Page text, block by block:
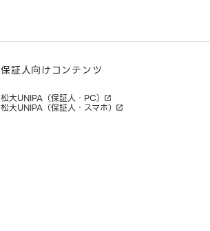
保証人向けコンテンツ
松大UNIPA（保証人・PC）
松大UNIPA（保証人・スマホ）